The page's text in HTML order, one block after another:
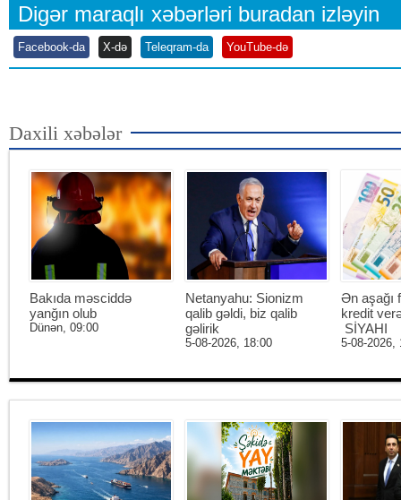
Digər maraqlı xəbərləri buradan izləyin
Facebook-da X-də Teleqram-da YouTube-də
Daxili xəbələr
Bakıda məsciddə
yanğın olub
Dünən, 09:00
Netanyahu: Sionizm
qalib gəldi, biz qalib
gəlirik
5-08-2026, 18:00
Ən aşağı
kredit
SİYAHI
5-08-2026,